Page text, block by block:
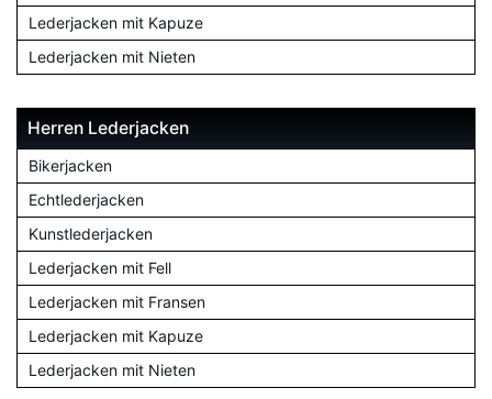
Lederjacken mit Kapuze
Lederjacken mit Nieten
Herren Lederjacken
Bikerjacken
Echtlederjacken
Kunstlederjacken
Lederjacken mit Fell
Lederjacken mit Fransen
Lederjacken mit Kapuze
Lederjacken mit Nieten